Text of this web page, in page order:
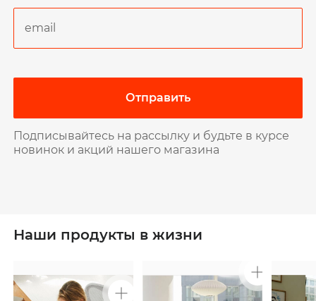
Отправить
Подписывайтесь на рассылку и будьте в курсе
новинок и акций нашего магазина
Наши продукты в жизни